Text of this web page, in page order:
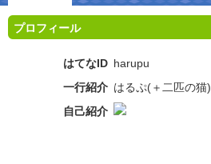
プロフィール
はてなID harupu
一行紹介 はるぷ(＋二匹の猫)
自己紹介